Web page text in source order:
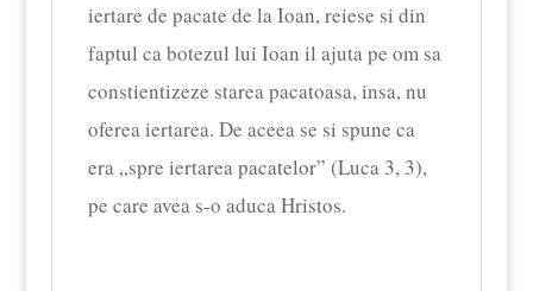
iertare de pacate de la Ioan, reiese si din
faptul ca botezul lui Ioan il ajuta pe om sa
constientizeze starea pacatoasa, insa, nu
oferea iertarea. De aceea se si spune ca
era „spre iertarea pacatelor” (Luca 3, 3),
pe care avea s-o aduca Hristos.